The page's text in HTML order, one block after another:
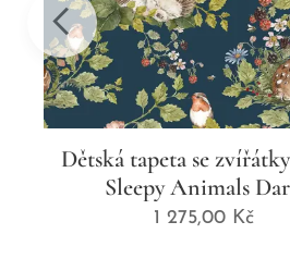
Dětská tapeta se
Sleepy Animals
1 275,00Kč